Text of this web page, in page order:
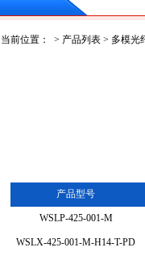
当前位置： > 产品列表> 多模光
产品型号
WSLP-425-001-M
WSLX-425-001-M-H14-T-PD